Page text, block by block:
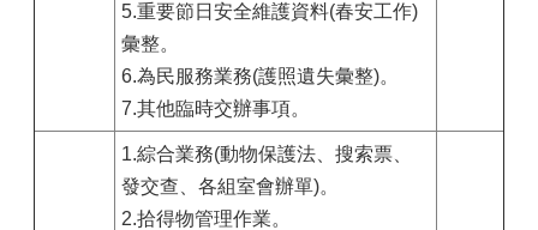
5.重要節日安全維護資料(春安工作)
彙整。
6.為民服務業務(護照遺失彙整)。
7.其他臨時交辦事項。
1.綜合業務(動物保護法、搜索票、
發交查、各組室會辦單)。
2.拾得物管理作業。